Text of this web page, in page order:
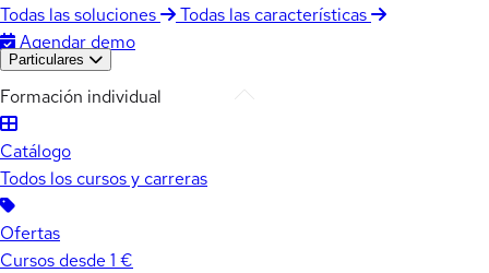
Todas las soluciones
Todas las características
Agendar demo
Particulares
Formación individual
Catálogo
Todos los cursos y carreras
Ofertas
Cursos desde 1 €